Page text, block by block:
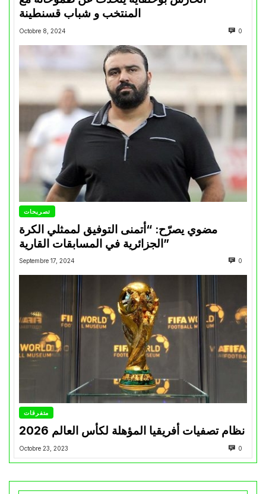
المنتخب و شباب قسنطينة
Octobre 8, 2024 0
تصريحات
مضوي يصرّح: “أتمنى التوفيق لممثلي الكرة
الجزائرية في المسابقات القارية”
Septembre 17, 2024 0
متفرقات
نظام تصفيات أفريقيا المؤهلة لكأس العالم 2026
Octobre 23, 2023 0